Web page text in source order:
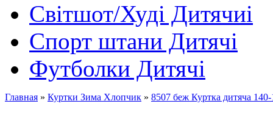
Світшот/Худі Дитячиі
Спорт штани Дитячі
Футболки Дитячі
Главная » Куртки Зима Хлопчик » 8507 беж Куртка дитяча